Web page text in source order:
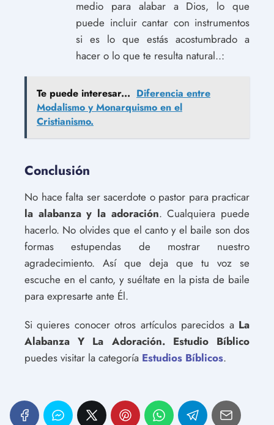
medio para alabar a Dios, lo que
puede incluir cantar con instrumentos
si es lo que estás acostumbrado a
hacer o lo que te resulta natural..:
Te puede interesar... Diferencia entre
Modalismo y Monarquismo en el
Cristianismo.
Conclusión
No hace falta ser sacerdote o pastor para practicar
la alabanza y la adoración. Cualquiera puede
hacerlo. No olvides que el canto y el baile son dos
formas estupendas de mostrar nuestro
agradecimiento. Así que deja que tu voz se
escuche en el canto, y suéltate en la pista de baile
para expresarte ante Él.
Si quieres conocer otros artículos parecidos a La
Alabanza Y La Adoración. Estudio Bíblico
puedes visitar la categoría Estudios Bíblicos.